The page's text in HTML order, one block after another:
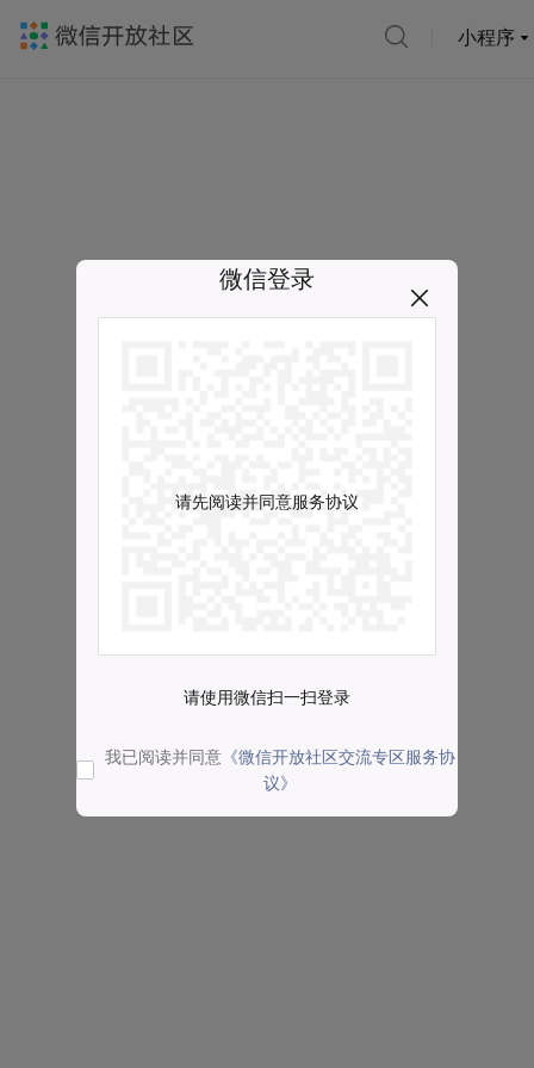
小程序
微信登录
请先阅读并同意服务协议
请使用微信扫一扫登录
我已阅读并同意 《微信开放社区交流专区服务协
议》